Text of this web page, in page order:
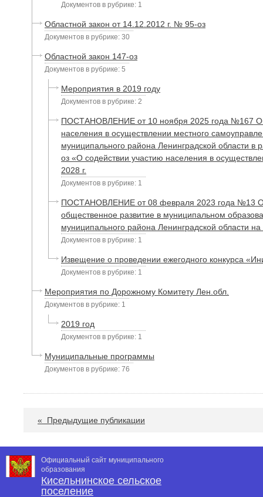
Документов в рубрике: 1
Областной закон от 14.12.2012 г. № 95-оз
Документов в рубрике: 30
Областной закон 147-оз
Документов в рубрике: 5
Мероприятия в 2019 году
Документов в рубрике: 2
ПОСТАНОВЛЕНИЕ от 10 ноября 2025 года №167
населения в осуществлении местного
муниципального района Ленинградской области в
оз «О содействии участию населения в
2028 г.
Документов в рубрике: 1
ПОСТАНОВЛЕНИЕ от 08 февраля 2023 года №13
общественное развитие в муниципальном
муниципального района Ленинградской области
Документов в рубрике: 1
Извещение о проведении ежегодного конкурса
Документов в рубрике: 1
Мероприятия по Дорожному Комитету Лен.обл.
Документов в рубрике: 1
2019 год
Документов в рубрике: 1
Муниципальные программы
Документов в рубрике: 76
« Предыдущие публикации
Официальный сайт муниципального
образования
Кисельнинское сельское
поселение